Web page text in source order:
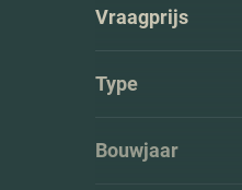
Vraagprijs
Type
Bouwjaar